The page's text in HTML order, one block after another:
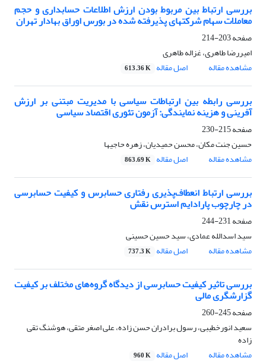
بررسی ارتباط بین مربوط بودن ارزش اطلاعات حسابداری و حجم
معاملات سهام شرکتهای پذیرفته شده در بورس اوراق بهادار تهران
صفحه203-214
امیررضا طاهری، غزاله طاهری
مشاهده مقاله
اصل مقاله 613.36 K
بررسی رابطه بین ارتباطات سیاسی با مدیریت مبتنی بر ارزش
آفرینی و هزینه نمایندگی: آزمون تئوری اقتصاد سیاسی
صفحه215-230
حسین جنت مکان، محسن حمیدیان، زهره حاجیها
مشاهده مقاله
اصل مقاله 863.69 K
بررسی ارتباط انعطاف‌پذیری رفتاری حسابرس و کیفیت حسابرسی
در چارچوب پارادایم استرس نقش
صفحه231-244
سید اسدالله عمادی، سید حسین حسینی
مشاهده مقاله
اصل مقاله 737.3 K
بررسی تاثیر کیفیت حسابرسی از دیدگاه گروه‌های مختلف بر کیفیت
گزارشگری مالی
صفحه245-260
سعید انورخطیبی، رسول برادران حسن زاده، علی اصغر متقی، هوشنگ تقی
زاده
مشاهده مقاله
اصل مقاله 960 K